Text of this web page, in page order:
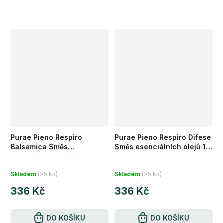
Purae Pieno Respiro
Balsamica Směs
esenciálních olejů 10 ml
hodnocení
produktu
Skladem (>5 ks)
336 Kč
DO KOŠÍKU
Purae Pieno Respiro Difese
Směs esenciálních olejů 10
hodnocení
produktu
Skladem (>5 ks)
336 Kč
DO KOŠÍKU